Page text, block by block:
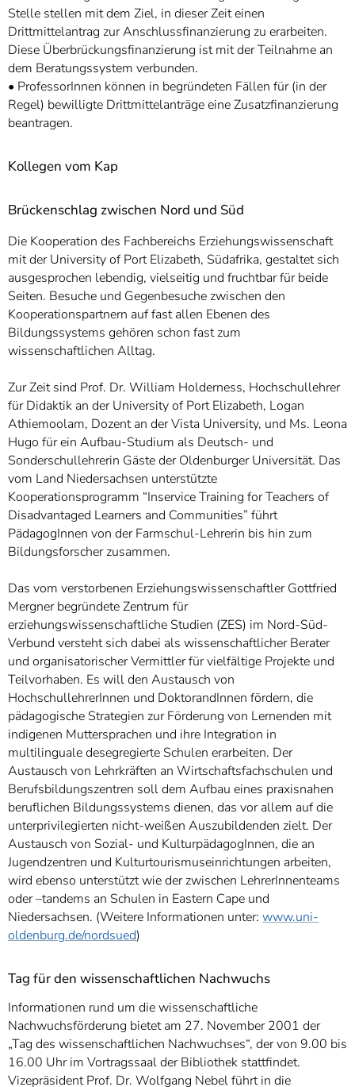
Stelle stellen mit dem Ziel, in dieser Zeit einen
Drittmittelantrag zur Anschlussfinanzierung zu erarbeiten.
Diese Überbrückungsfinanzierung ist mit der Teilnahme an
dem Beratungssystem verbunden.
• ProfessorInnen können in begründeten Fällen für (in der
Regel) bewilligte Drittmittelanträge eine Zusatzfinanzierung
beantragen.
Kollegen vom Kap
Brückenschlag zwischen Nord und Süd
Die Kooperation des Fachbereichs Erziehungswissenschaft
mit der University of Port Elizabeth, Südafrika, gestaltet sich
ausgesprochen lebendig, vielseitig und fruchtbar für beide
Seiten. Besuche und Gegenbesuche zwischen den
Kooperationspartnern auf fast allen Ebenen des
Bildungssystems gehören schon fast zum
wissenschaftlichen Alltag.
Zur Zeit sind Prof. Dr. William Holderness, Hochschullehrer
für Didaktik an der University of Port Elizabeth, Logan
Athiemoolam, Dozent an der Vista University, und Ms. Leona
Hugo für ein Aufbau-Studium als Deutsch- und
Sonderschullehrerin Gäste der Oldenburger Universität. Das
vom Land Niedersachsen unterstützte
Kooperationsprogramm “Inservice Training for Teachers of
Disadvantaged Learners and Communities” führt
PädagogInnen von der Farmschul-Lehrerin bis hin zum
Bildungsforscher zusammen.
Das vom verstorbenen Erziehungswissenschaftler Gottfried
Mergner begründete Zentrum für
erziehungswissenschaftliche Studien (ZES) im Nord-Süd-
Verbund versteht sich dabei als wissenschaftlicher Berater
und organisatorischer Vermittler für vielfältige Projekte und
Teilvorhaben. Es will den Austausch von
HochschullehrerInnen und DoktorandInnen fördern, die
pädagogische Strategien zur Förderung von Lernenden mit
indigenen Muttersprachen und ihre Integration in
multilinguale desegregierte Schulen erarbeiten. Der
Austausch von Lehrkräften an Wirtschaftsfachschulen und
Berufsbildungszentren soll dem Aufbau eines praxisnahen
beruflichen Bildungssystems dienen, das vor allem auf die
unterprivilegierten nicht-weißen Auszubildenden zielt. Der
Austausch von Sozial- und KulturpädagogInnen, die an
Jugendzentren und Kulturtourismuseinrichtungen arbeiten,
wird ebenso unterstützt wie der zwischen LehrerInnenteams
oder –tandems an Schulen in Eastern Cape und
Niedersachsen. (Weitere Informationen unter: www.uni-
oldenburg.de/nordsued)
Tag für den wissenschaftlichen Nachwuchs
Informationen rund um die wissenschaftliche
Nachwuchsförderung bietet am 27. November 2001 der
„Tag des wissenschaftlichen Nachwuchses“, der von 9.00 bis
16.00 Uhr im Vortragssaal der Bibliothek stattfindet.
Vizepräsident Prof. Dr. Wolfgang Nebel führt in die